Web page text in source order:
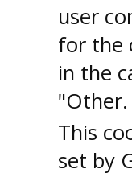
user
for the
in the
"Other.
This
set by